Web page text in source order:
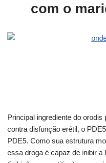
com o
Principal ingrediente do
contra disfunção erétil, o
PDE5. Como sua estrutura
essa droga é capaz de inibir